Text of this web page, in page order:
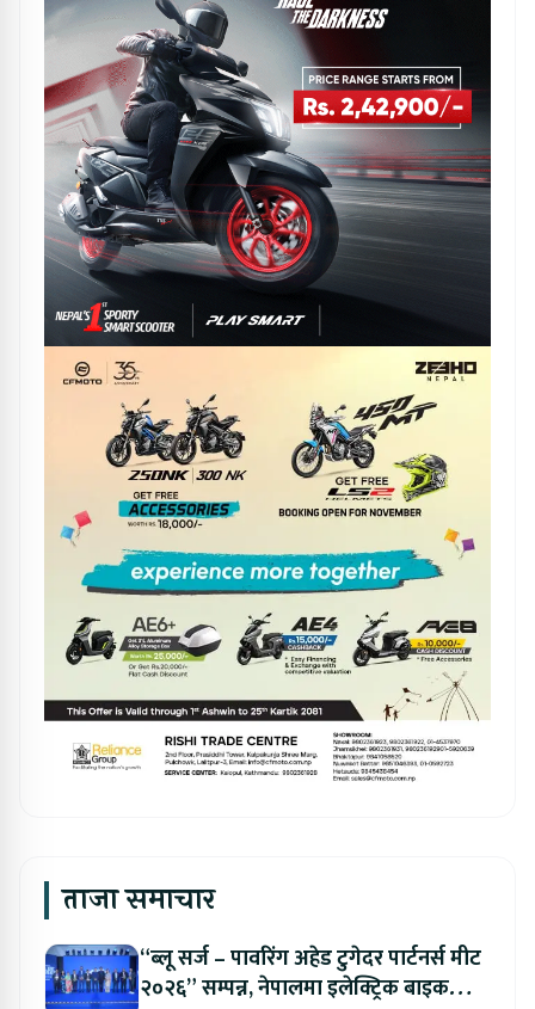
ताजा समाचार
“ब्लू सर्ज – पावरिंग अहेड टुगेदर पार्टनर्स मीट
२०२६” सम्पन्न, नेपालमा इलेक्ट्रिक बाइक